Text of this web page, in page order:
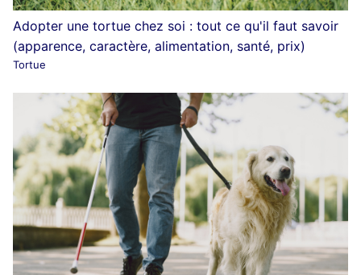
Adopter une tortue chez soi : tout ce qu'il faut savoir
(apparence, caractère, alimentation, santé, prix)
Tortue